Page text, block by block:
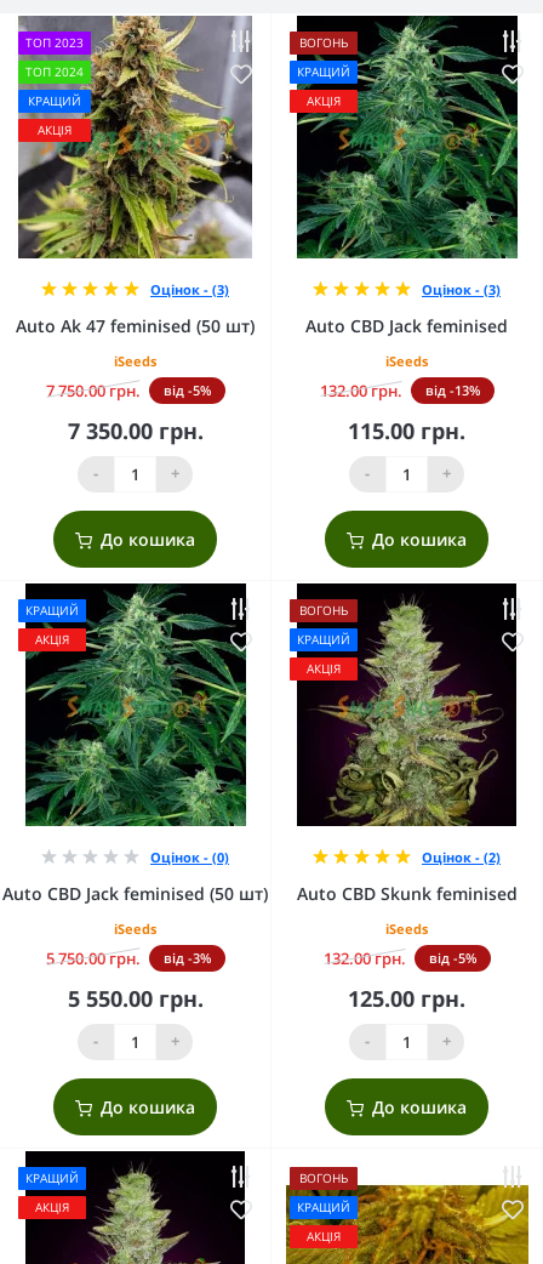
ТОП 2023
ТОП 2024
КРАЩИЙ
АКЦІЯ
Оцінок - (3)
Auto Ak 47 feminised (50 шт)
iSeeds
7 750.00 грн. від -5%
7 350.00 грн.
- +
До кошика
ВОГОНЬ
КРАЩИЙ
АКЦІЯ
Оцінок - (3)
Auto CBD Jack feminised
iSeeds
132.00 грн. від -13%
115.00 грн.
- +
До кошика
КРАЩИЙ
АКЦІЯ
Оцінок - (0)
Auto CBD Jack feminised (50 шт)
iSeeds
5 750.00 грн. від -3%
5 550.00 грн.
- +
До кошика
ВОГОНЬ
КРАЩИЙ
АКЦІЯ
Оцінок - (2)
Auto CBD Skunk feminised
iSeeds
132.00 грн. від -5%
125.00 грн.
- +
До кошика
КРАЩИЙ
АКЦІЯ
ВОГОНЬ
КРАЩИЙ
АКЦІЯ